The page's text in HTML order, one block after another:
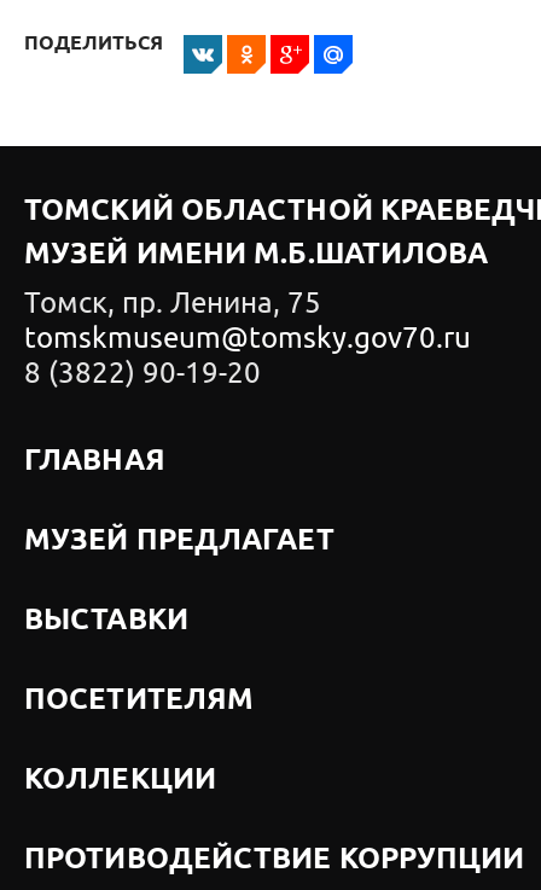
ПОДЕЛИТЬСЯ
ТОМСКИЙ ОБЛАСТНОЙ
МУЗЕЙ ИМЕНИ М.Б.ШАТИЛОВА
Томск, пр. Ленина, 75
tomskmuseum@tomsky.gov70.ru
8 (3822) 90-19-20
ГЛАВНАЯ
МУЗЕЙ ПРЕДЛАГАЕТ
ВЫСТАВКИ
ПОСЕТИТЕЛЯМ
КОЛЛЕКЦИИ
ПРОТИВОДЕЙСТВИЕ КОРРУПЦИИ